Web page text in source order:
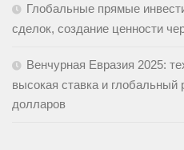
Глобальные прямые
сделок, создание ценности
Венчурная Евразия 2025:
высокая ставка и
долларов